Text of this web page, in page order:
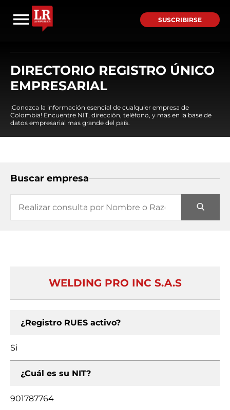
SUSCRIBIRSE
DIRECTORIO REGISTRO ÚNICO
EMPRESARIAL
¡Conozca la información esencial de cualquier empresa de
Colombia! Encuentre NIT, dirección, teléfono, y mas en la base de
datos empresarial mas grande del país.
Buscar empresa
WELDING PRO INC S.A.S
¿Registro RUES activo?
Si
¿Cuál es su NIT?
901787764